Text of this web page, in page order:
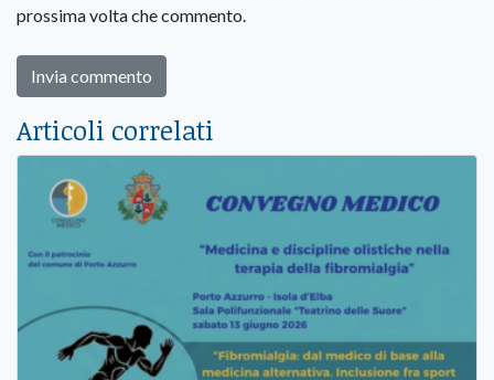
prossima volta che commento.
Articoli correlati